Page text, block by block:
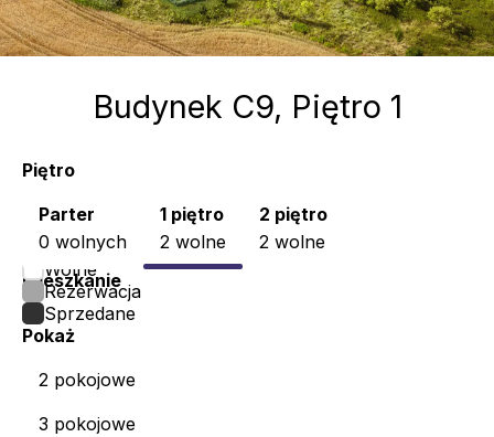
Budynek C9, Piętro 1
Piętro
Parter
0 wolnych
1 piętro
2 wolne
2 piętro
2 wolne
Pokaż
2 pokojowe
3 pokojowe
Mieszkanie
Wolne
Rezerwacja
Sprzedane